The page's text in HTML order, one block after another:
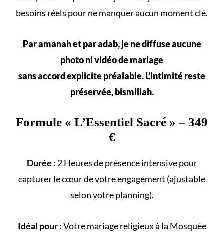
besoins réels pour ne manquer aucun moment clé.
Par amanah et par adab, je ne diffuse aucune
photo ni vidéo de mariage
sans accord explicite préalable. L’intimité reste
préservée, bismillah.
Formule « L’Essentiel Sacré » – 349
€
Durée : 2 Heures de présence intensive pour
capturer le cœur de votre engagement (ajustable
selon votreplanning).
Idéal pour :Votremariage religieuxà la Mosquée